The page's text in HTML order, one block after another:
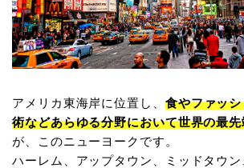
アメリカ東海岸に位置し、 食やファッ
術などあらゆる分野において世界の最
が、このニューヨークです。
ハーレム、アップタウン、ミッドタウン